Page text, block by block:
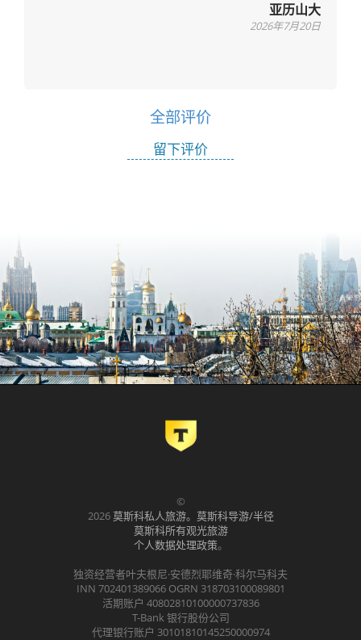
亚历山大
2026年7月20日
全部评价
留下评价
©
2026莫斯科私人旅游。莫斯科导游/半径
莫斯科所有观光旅游
个人数据处理政策。
独资经营者叶夫根尼·安德烈耶维奇·科尔马科夫
INN 702401389066 OGRN 318703100089801
活期账户 40802810100000737836
T-Bank 银行股份公司
代理银行账户 30101810145250000974